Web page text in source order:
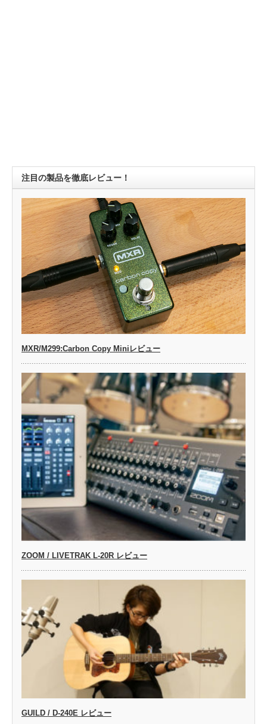
注目の製品を徹底レビュー！
MXR/M299:Carbon Copy Miniレビュー
ZOOM / LIVETRAK L-20R レビュー
GUILD / D-240E レビュー